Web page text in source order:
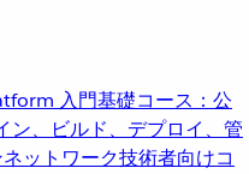
入門基礎コース：公
ン、ビルド、デプロイ、管
ットワーク技術者向けコ